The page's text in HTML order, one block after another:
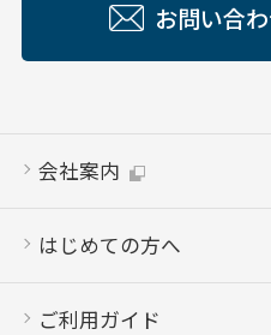
お問い合
会社案内
はじめての方へ
ご利用ガイド